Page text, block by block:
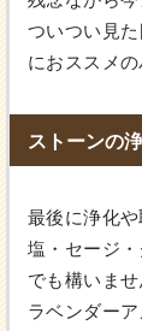
ついつい見
におススメの
ストーンの
最後に浄化
塩・セージ
でも構いませ
ラベンダー